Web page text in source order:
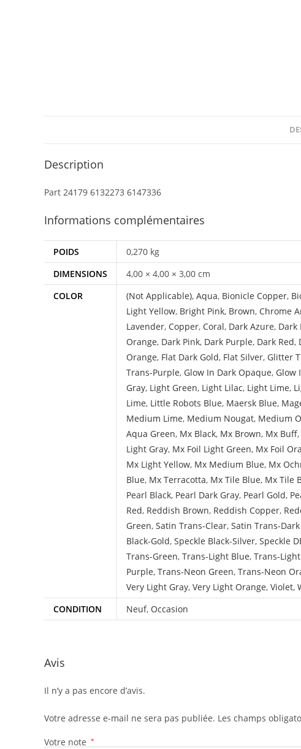
Description
Part 24179 6132273 6147336
Informations complémentaires
POIDS
0,270 kg
DIMENSIONS
4,00 × 4,00 × 3,00 cm
COLOR
(Not Applicable), Aqua, Bionicle Copper,
Light Yellow, Bright Pink, Brown, Chrome
Lavender, Copper, Coral, Dark Azure, Dark
Orange, Dark Pink, Dark Purple, Dark Red,
Orange, Flat Dark Gold, Flat Silver, Glitter
Trans-Purple, Glow In Dark Opaque, Glow
Gray, Light Green, Light Lilac, Light Lime,
Lime, Little Robots Blue, Maersk Blue,
Medium Lime, Medium Nougat, Medium
Aqua Green, Mx Black, Mx Brown, Mx Buff,
Light Gray, Mx Foil Light Green, Mx Foil
Mx Light Yellow, Mx Medium Blue, Mx
Blue, Mx Terracotta, Mx Tile Blue, Mx Tile
Pearl Black, Pearl Dark Gray, Pearl Gold,
Red, Reddish Brown, Reddish Copper,
Green, Satin Trans-Clear, Satin Trans-
Black-Gold, Speckle Black-Silver, Speckle
Trans-Green, Trans-Light Blue, Trans-
Purple, Trans-Neon Green, Trans-Neon
Very Light Gray, Very Light Orange, Violet,
CONDITION
Neuf, Occasion
Avis
Il n’y a pas encore d’avis.
Votre adresse e-mail ne sera pas publiée. Les champs
Votre note *